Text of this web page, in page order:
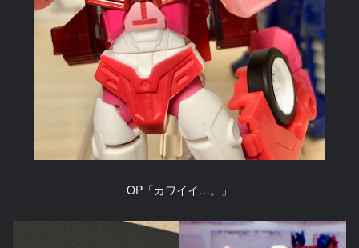
OP「カワイイ…。」